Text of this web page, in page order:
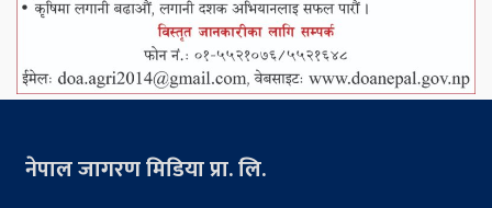
नेपाल जागरण मिडिया प्रा. लि.